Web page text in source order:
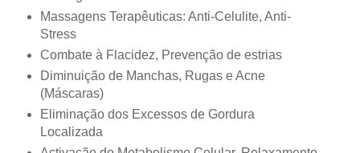
Massagens Terapêuticas: Anti-Celulite, Anti-
Stress
Combate à Flacidez, Prevenção de estrias
Diminuição de Manchas, Rugas e Acne
(Máscaras)
Eliminação dos Excessos de Gordura
Localizada